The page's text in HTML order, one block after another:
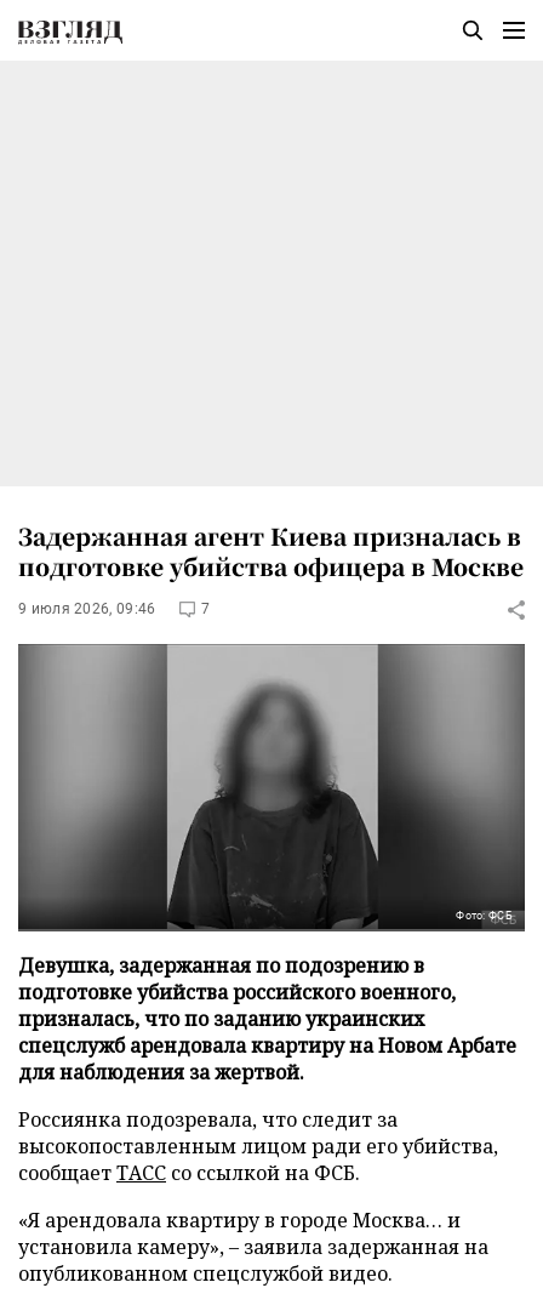
Задержанная агент Киева призналась в
подготовке убийства офицера в Москве
9 июля 2026, 09:46 7
Фото: ФСБ
Девушка, задержанная по подозрению в
подготовке убийства российского военного,
призналась, что по заданию украинских
спецслужб арендовала квартиру на Новом Арбате
для наблюдения за жертвой.
Россиянка подозревала, что следит за
высокопоставленным лицом ради его убийства,
сообщаетТАСС со ссылкой на ФСБ.
«Я арендовала квартиру в городе Москва… и
установила камеру», – заявила задержанная на
опубликованном спецслужбой видео.